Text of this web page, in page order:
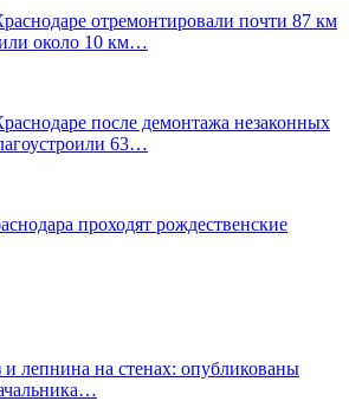
отремонтировали почти 87 км
около 10 км…
после демонтажа незаконных
63…
проходят рождественские
и лепнина на стенах: опубликованы